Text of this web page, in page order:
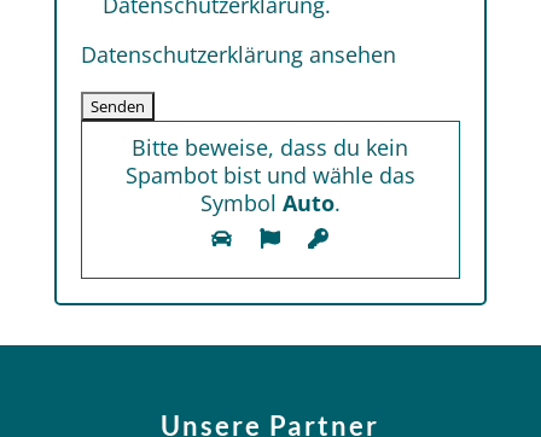
Datenschutzerklärung ansehen
Bitte beweise, dass du kein
Spambot bist und wähle das
Symbol Auto.
Unsere Partner